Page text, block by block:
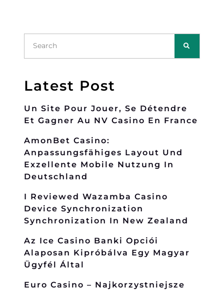
Latest Post
Un Site Pour Jouer, Se Détendre
Et Gagner Au NV Casino En France
AmonBet Casino:
Anpassungsfähiges Layout Und
Exzellente Mobile Nutzung In
Deutschland
I Reviewed Wazamba Casino
Device Synchronization
Synchronization In New Zealand
Az Ice Casino Banki Opciói
Alaposan Kipróbálva Egy Magyar
Ügyfél Által
Euro Casino – Najkorzystniejsze